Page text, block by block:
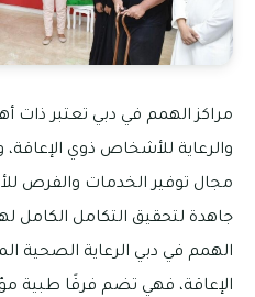
مراكز الهمم في دبي تعتبر ذات
والرعاية للأشخاص ذوي الإعاقة،
مجال توفير الخدمات والفرص
جاهدة لتحقيق التكامل الكامل
الهمم في دبي الرعاية
الإعاقة، فهي تضم فرقًا